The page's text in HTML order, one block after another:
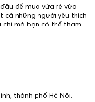
để mua vừa rẻ vừa
cả những người yêu thích
chỉ mà bạn có thể tham
thành phố Hà Nội.